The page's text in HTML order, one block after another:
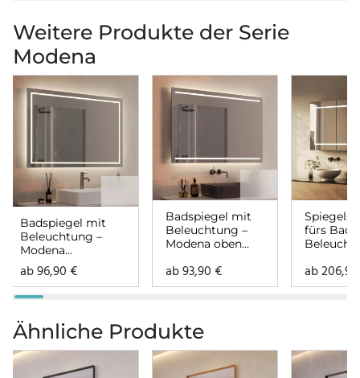
Weitere Produkte der Serie
Modena
Badspiegel mit
Beleuchtung –
Modena
rundherum
ab96,90€
Badspiegel mit
Beleuchtung –
Modena oben
ab93,90€
fürs Bad
ab
Ähnliche Produkte